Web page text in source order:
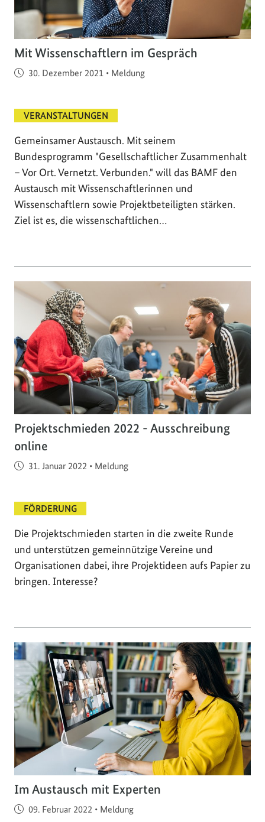
Mit Wissenschaftlern im Gespräch
Veröffentlicht am
30. Dezember 2021 • Meldung
VERANSTALTUNGEN
Gemeinsamer Austausch. Mit seinem
Bundesprogramm "Gesellschaftlicher Zusammenhalt
– Vor Ort. Vernetzt. Verbunden." will das BAMF den
Austausch mit Wissenschaftlerinnen und
Wissenschaftlern sowie Projektbeteiligten stärken.
Ziel ist es, die wissenschaftlichen…
Projektschmieden 2022 - Ausschreibung
online
Veröffentlicht am
31. Januar 2022 • Meldung
FÖRDERUNG
Die Projektschmieden starten in die zweite Runde
und unterstützen gemeinnützige Vereine und
Organisationen dabei, ihre Projektideen aufs Papier zu
bringen. Interesse?
Im Austausch mit Experten
Veröffentlicht am
09. Februar 2022 • Meldung